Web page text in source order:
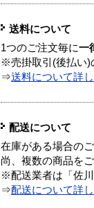
送料について
1つのご注文毎に一
※売掛取引(後払い)
⇒送料について詳
配送について
在庫がある場合の
尚、複数の商品を
※配送業者は「佐
⇒配送について詳